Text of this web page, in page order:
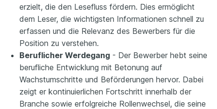
erzielt, die den Lesefluss fördern. Dies ermöglicht
dem Leser, die wichtigsten Informationen schnell zu
erfassen und die Relevanz des Bewerbers für die
Position zu verstehen.
Beruflicher Werdegang - Der Bewerber hebt seine
berufliche Entwicklung mit Betonung auf
Wachstumschritte und Beförderungen hervor. Dabei
zeigt er kontinuierlichen Fortschritt innerhalb der
Branche sowie erfolgreiche Rollenwechsel, die seine